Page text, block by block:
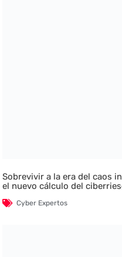
Sobrevivir a la era del caos
el nuevo cálculo del
Cyber Expertos